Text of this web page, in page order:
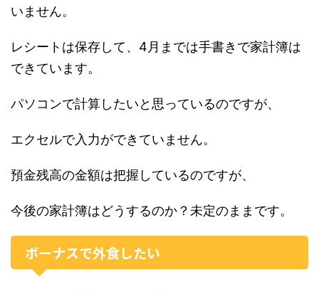
いません。
レシートは保存して、4月までは手書きで家計簿は
できています。
パソコンで計算したいと思っているのですが、
エクセルで入力ができていません。
預金残高の金額は把握しているのですが、
今後の家計簿はどうするのか？未定のままです。
ボーナスで外食したい